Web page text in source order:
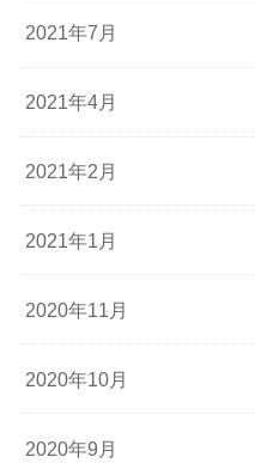
2021年7月
2021年4月
2021年2月
2021年1月
2020年11月
2020年10月
2020年9月